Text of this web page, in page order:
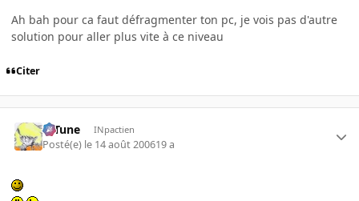
Ah bah pour ca faut défragmenter ton pc, je vois pas d'autre
solution pour aller plus vite à ce niveau
Citer
D-Tune INpactien
Posté(e) le 14 août 200619 a